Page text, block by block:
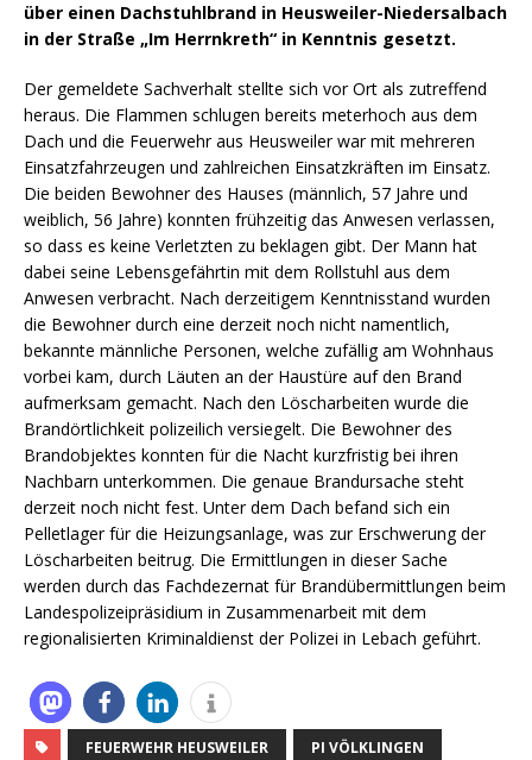
über einen Dachstuhlbrand in Heusweiler-Niedersalbach
in der Straße „Im Herrnkreth“ in Kenntnis gesetzt.
Der gemeldete Sachverhalt stellte sich vor Ort als zutreffend
heraus. Die Flammen schlugen bereits meterhoch aus dem
Dach und die Feuerwehr aus Heusweiler war mit mehreren
Einsatzfahrzeugen und zahlreichen Einsatzkräften im Einsatz.
Die beiden Bewohner des Hauses (männlich, 57 Jahre und
weiblich, 56 Jahre) konnten frühzeitig das Anwesen verlassen,
so dass es keine Verletzten zu beklagen gibt. Der Mann hat
dabei seine Lebensgefährtin mit dem Rollstuhl aus dem
Anwesen verbracht. Nach derzeitigem Kenntnisstand wurden
die Bewohner durch eine derzeit noch nicht namentlich,
bekannte männliche Personen, welche zufällig am Wohnhaus
vorbei kam, durch Läuten an der Haustüre auf den Brand
aufmerksam gemacht. Nach den Löscharbeiten wurde die
Brandörtlichkeit polizeilich versiegelt. Die Bewohner des
Brandobjektes konnten für die Nacht kurzfristig bei ihren
Nachbarn unterkommen. Die genaue Brandursache steht
derzeit noch nicht fest. Unter dem Dach befand sich ein
Pelletlager für die Heizungsanlage, was zur Erschwerung der
Löscharbeiten beitrug. Die Ermittlungen in dieser Sache
werden durch das Fachdezernat für Brandübermittlungen beim
Landespolizeipräsidium in Zusammenarbeit mit dem
regionalisierten Kriminaldienst der Polizei in Lebach geführt.
FEUERWEHR HEUSWEILER PI VÖLKLINGEN